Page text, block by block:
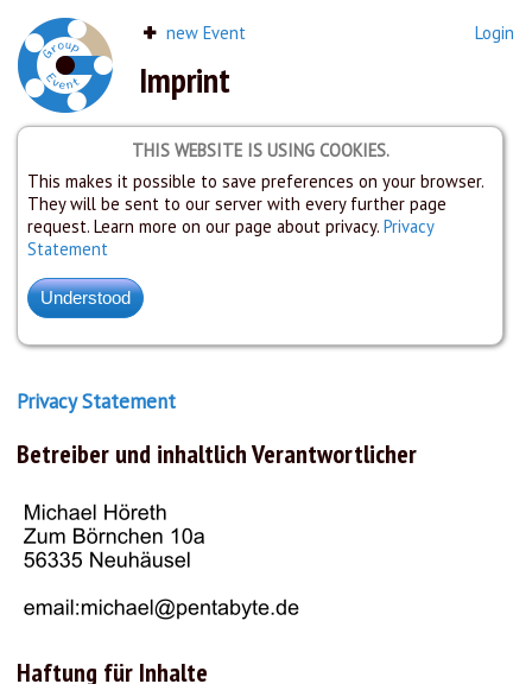
new Event Login
Imprint
THIS WEBSITE IS USING COOKIES.
This makes it possible to save preferences on your browser.
They will be sent to our server with every further page
request. Learn more on our page about privacy. Privacy
Statement
Privacy Statement
Betreiber und inhaltlich Verantwortlicher
Haftung für Inhalte